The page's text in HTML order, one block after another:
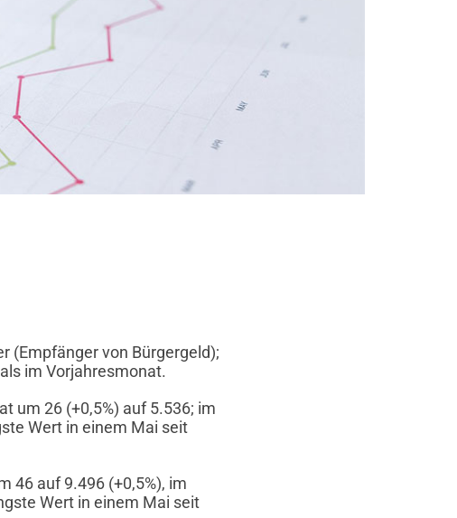
(Empfänger von Bürgergeld);
im Vorjahresmonat.
um 26 (+0,5%) auf 5.536; im
Wert in einem Mai seit
46 auf 9.496 (+0,5%), im
Wert in einem Mai seit